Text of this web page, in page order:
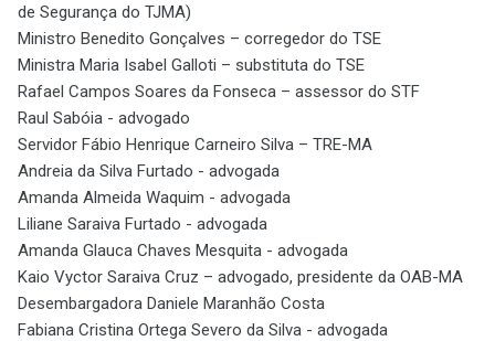
de Segurança do TJMA)
Ministro Benedito Gonçalves – corregedor do TSE
Ministra Maria Isabel Galloti – substituta do TSE
Rafael Campos Soares da Fonseca – assessor do STF
Raul Sabóia - advogado
Servidor Fábio Henrique Carneiro Silva – TRE-MA
Andreia da Silva Furtado - advogada
Amanda Almeida Waquim - advogada
Liliane Saraiva Furtado - advogada
Amanda Glauca Chaves Mesquita - advogada
Kaio Vyctor Saraiva Cruz – advogado, presidente da OAB-MA
Desembargadora Daniele Maranhão Costa
Fabiana Cristina Ortega Severo da Silva - advogada